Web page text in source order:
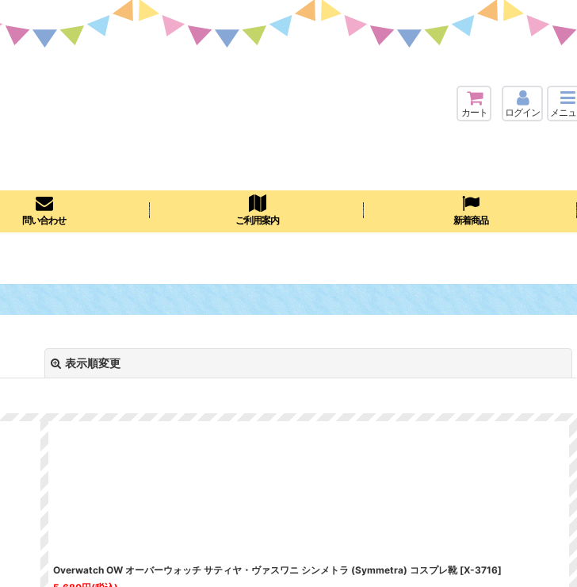
カート ログイン メニ
問い合わせ ご利用案内 新着商品
表示順変更
Overwatch OW オーバーウォッチ サティヤ・ヴァスワニ シンメトラ (Symmetra) コスプレ靴 [X-3716]